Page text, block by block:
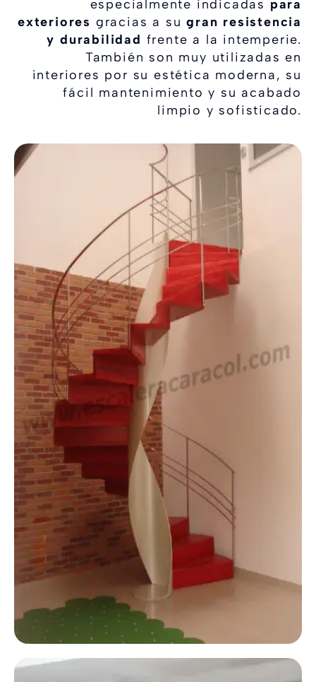
especialmente indicadas para
exteriores gracias a sugran resistencia
y durabilidad frente a la intemperie.
También son muy utilizadas en
interiores por su estética moderna, su
fácil mantenimiento y su acabado
limpio y sofisticado.